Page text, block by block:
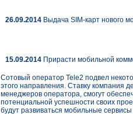
26.09.2014 Выдача SIM-карт нового
15.09.2014 Прирасти мобильной
Сотовый оператор Tele2 подвел
этого направления. Ставку компания
менеджеров оператора, смогут
потенциальной успешности своих
будут развиваться мобильные